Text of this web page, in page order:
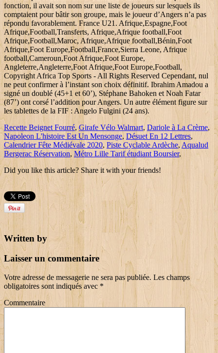
Recette Beignet Fourré,Girafe Vélo Walmart, Dariole à La Crème,
Napoleon L'histoire Est Un Mensonge, Désuet En 12 Lettres,
Calendrier Fête Médiévale 2020, Piste Cyclable Ardèche, Aqualud
Bergerac Réservation, Métro Lille Tarif étudiant Boursier,
Did you like this article? Share it with your friends!
Written by
Laisser un commentaire
Votre adresse de messagerie ne sera pas publiée. Les champs
obligatoires sont indiqués avec *
Commentaire